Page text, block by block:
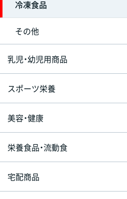
冷凍食品
その他
乳児・幼児用商品
スポーツ栄養
美容・健康
栄養食品・流動食
宅配商品